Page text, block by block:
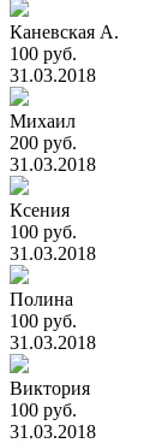
Каневская А.
100 руб.
31.03.2018
Михаил
200 руб.
31.03.2018
Ксения
100 руб.
31.03.2018
Полина
100 руб.
31.03.2018
Виктория
100 руб.
31.03.2018